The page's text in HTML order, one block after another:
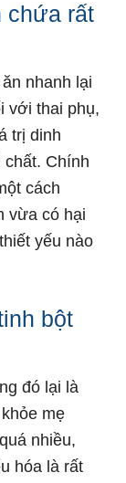
chứa rất
nhanh lại
với thai phụ,
trị dinh
Chính
cách
vừa có hại
yếu nào
bột
đó lại là
mẹ
nhiều,
hóa là rất